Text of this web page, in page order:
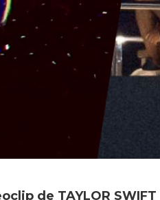
de TAYLOR